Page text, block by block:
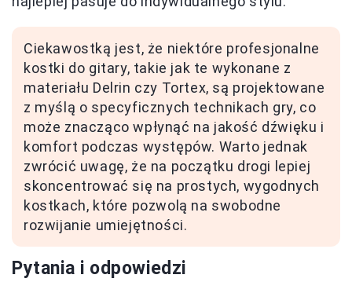
Ciekawostką jest, że niektóre profesjonalne
kostki do gitary, takie jak te wykonane z
materiału Delrin czy Tortex, są projektowane
z myślą o specyficznych technikach gry, co
może znacząco wpłynąć na jakość dźwięku i
komfort podczas występów. Warto jednak
zwrócić uwagę, że na początku drogi lepiej
skoncentrować się na prostych, wygodnych
kostkach, które pozwolą na swobodne
rozwijanie umiejętności.
Pytania i odpowiedzi